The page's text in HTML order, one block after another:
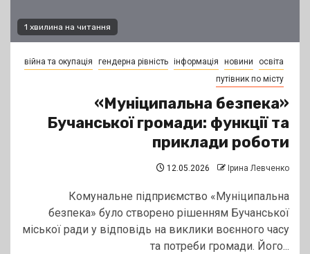
1 хвилина на читання
війна та окупація гендерна рівність інформація новини
освіта
путівник по місту
«Муніципальна безпека»
Бучанської громади: функції та
приклади роботи
12.05.2026 Ірина Левченко
Комунальне підприємство «Муніципальна
безпека» було створено рішенням Бучанської
міської ради у відповідь на виклики воєнного часу
та потреби громади. Його...